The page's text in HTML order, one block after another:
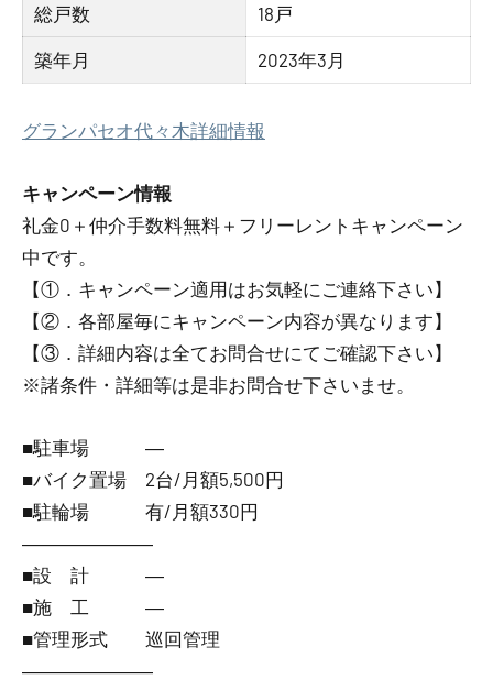
総戸数 18戸
築年月 2023年3月
グランパセオ代々木詳細情報
キャンペーン情報
礼金0 ＋ 仲介手数料無料 ＋ フリーレント キャンペーン
中です。
【①．キャンペーン適用はお気軽にご連絡下さい】
【②．各部屋毎にキャンペーン内容が異なります】
【③．詳細内容は全てお問合せにてご確認下さい】
※諸条件・詳細等は是非お問合せ下さいませ。
■駐車場 ―
■バイク置場 2台/月額5,500円
■駐輪場 有/月額330円
―――――――
■設 計 ―
■施 工 ―
■管理形式 巡回管理
―――――――